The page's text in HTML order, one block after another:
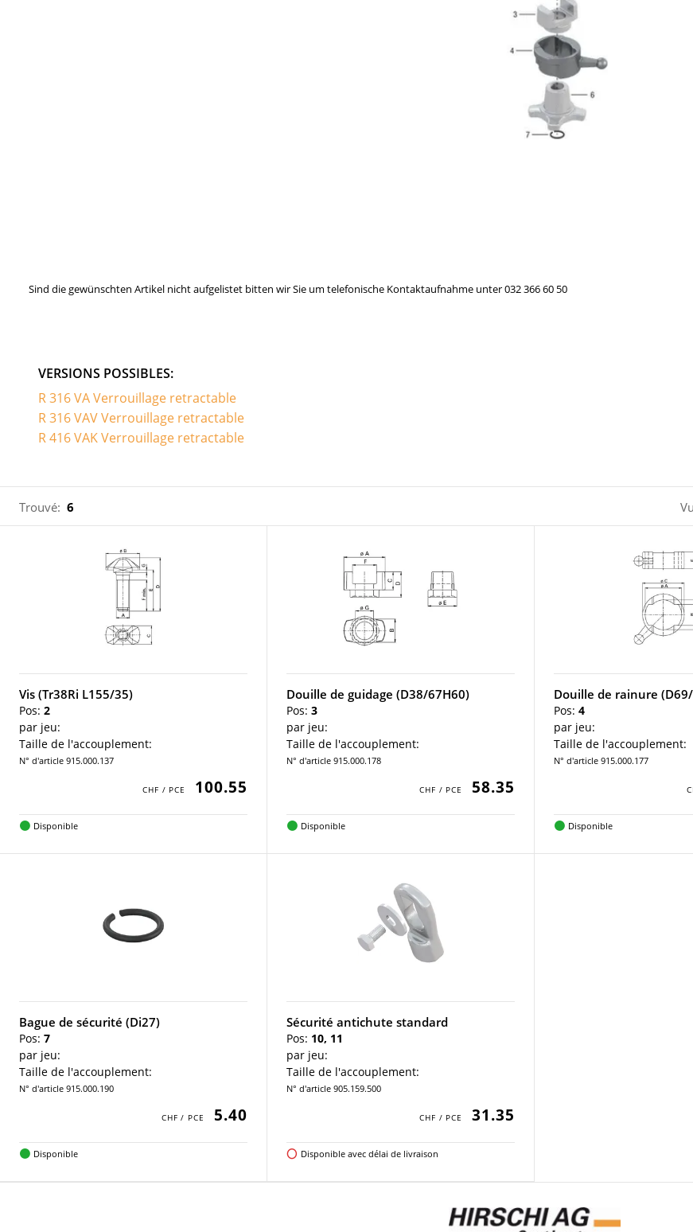
Sind die gewünschten Artikel nicht aufgelistet bitten wir Sie um telefonische Kontaktaufnahme unter 032 366 60 50
VERSIONS POSSIBLES:
R 316 VA Verrouillage retractable
R 316 VAV Verrouillage retractable
R 416 VAK Verrouillage retractable
Trouvé: 6
Vis (Tr38Ri L155/35)
Pos: 2
par jeu:
Taille de l'accouplement:
N° d'article 915.000.137
100.55
Disponible
Douille de guidage (D38/67H60)
Pos: 3
par jeu:
Taille de l'accouplement:
N° d'article 915.000.178
58.35
Disponible
Douille de rainure
Pos: 4
par jeu:
Taille de l'accouplement:
N° d'article 915.000.177
Disponible
Bague de sécurité (Di27)
Pos: 7
par jeu:
Taille de l'accouplement:
N° d'article 915.000.190
5.40
Disponible
Sécurité antichute standard
Pos: 10, 11
par jeu:
Taille de l'accouplement:
N° d'article 905.159.500
31.35
Disponible avec délai de livraison